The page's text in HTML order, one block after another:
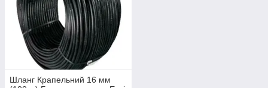
Шланг Крапельний 16 мм